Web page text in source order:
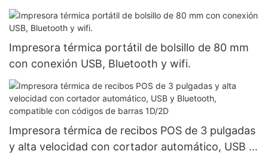
POS de escritorio de 80 mm
Impresora térmica portátil de bolsillo de 80 mm
con conexión USB, Bluetooth y wifi.
Impresora térmica de recibos POS de 3 pulgadas
y alta velocidad con cortador automático, USB y